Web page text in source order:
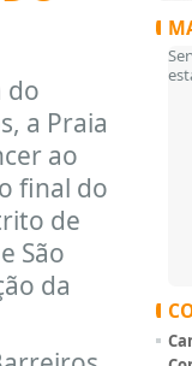
do
a Praia
ao
final do
de
São
da